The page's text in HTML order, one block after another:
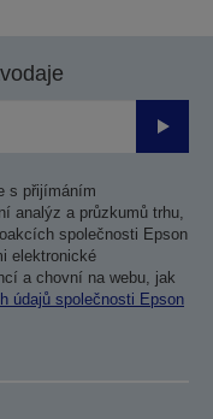
s přijímáním
analýz a průzkumů trhu,
společnosti Epson
elektronické
a chovní na webu, jak
údajů společnosti Epson